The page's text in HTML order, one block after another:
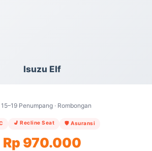
Isuzu Elf
Penumpang · Rombongan
💺 Recline Seat 🛡️ Asuransi
Rp 970.000